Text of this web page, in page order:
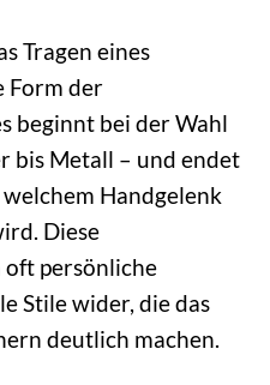
Tragen eines
Form der
beginnt bei der Wahl
bis Metall – und endet
Handgelenk
Diese
oft persönliche
Stile wider, die das
deutlich machen.